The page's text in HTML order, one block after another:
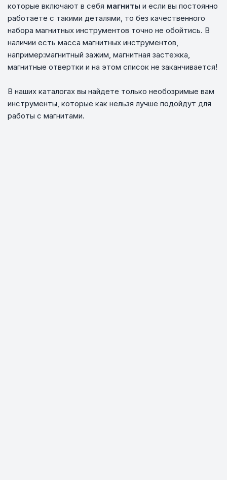
которые включают в себя магниты и если вы постоянно
работаете с такими деталями, то без качественного
набора магнитных инструментов точно не обойтись. В
наличии есть масса магнитных инструментов,
например:магнитный зажим, магнитная застежка,
магнитные отвертки и на этом список не заканчивается!
В наших каталогах вы найдете только необозримые вам
инструменты, которые как нельзя лучше подойдут для
работы с магнитами.